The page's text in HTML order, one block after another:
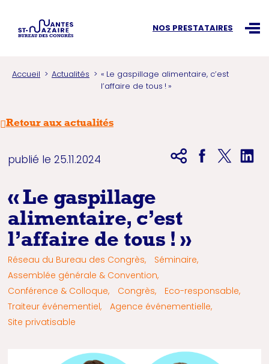
NOS PRESTATAIRES
Accueil Actualités
« Le gaspillage alimentaire, c’est
l’affaire de tous ! »
Retour aux actualités
publié le 25.11.2024
« Le gaspillage
alimentaire, c’est
l’affaire de tous ! »
Réseau du Bureau des Congrès,
Séminaire,
Assemblée générale & Convention,
Conférence & Colloque,
Congrès,
Eco-responsable,
Traiteur événementiel,
Agence événementielle,
Site privatisable